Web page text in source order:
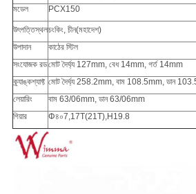
মডেল
PCX150
উৎপত্তিস্থলচংকিং, চীন(মহাদেশ)
উপাদান
কাঠের স্টিল
সংযোজক রডমোট দৈর্ঘ্য 127mm, বেধ 14mm, গর্ত 14mm
ক্র্যাঙ্কশ্যাফ্ট মোট দৈর্ঘ্য 258.2mm, বাম 108.5mm, ডান
লেয়ারিং
বাম 63/06mm, ডান 63/06mm
গিয়ার
Φ৪০7,17T(21T),H19.8